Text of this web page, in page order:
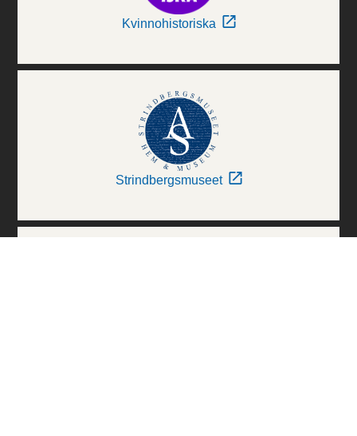
Kvinnohistoriska
Strindbergsmuseet